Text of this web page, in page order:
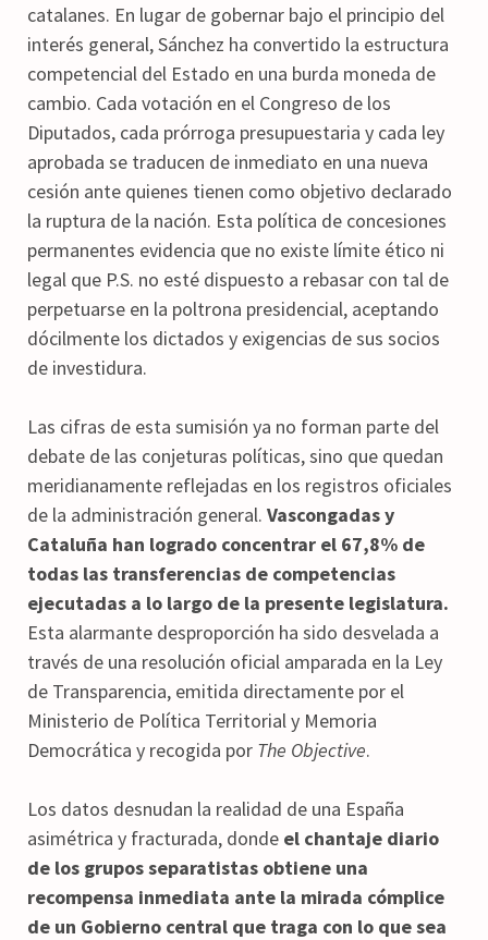
catalanes. En lugar de gobernar bajo el principio del
interés general, Sánchez ha convertido la estructura
competencial del Estado en una burda moneda de
cambio. Cada votación en el Congreso de los
Diputados, cada prórroga presupuestaria y cada ley
aprobada se traducen de inmediato en una nueva
cesión ante quienes tienen como objetivo declarado
la ruptura de la nación. Esta política de concesiones
permanentes evidencia que no existe límite ético ni
legal que P.S. no esté dispuesto a rebasar con tal de
perpetuarse en la poltrona presidencial, aceptando
dócilmente los dictados y exigencias de sus socios
de investidura.
Las cifras de esta sumisión ya no forman parte del
debate de las conjeturas políticas, sino que quedan
meridianamente reflejadas en los registros oficiales
de la administración general. Vascongadas y
Cataluña han logrado concentrar el 67,8% de
todas las transferencias de competencias
ejecutadas a lo largo de la presente legislatura.
Esta alarmante desproporción ha sido desvelada a
través de una resolución oficial amparada en la Ley
de Transparencia, emitida directamente por el
Ministerio de Política Territorial y Memoria
Democrática y recogida por The Objective.
Los datos desnudan la realidad de una España
asimétrica y fracturada, donde el chantaje diario
de los grupos separatistas obtiene una
recompensa inmediata ante la mirada cómplice
de un Gobierno central que traga con lo que sea